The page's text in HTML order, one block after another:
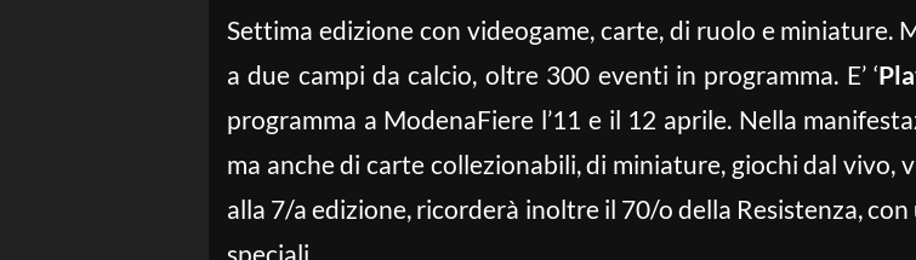
Settima edizione con videogame, carte, di ruolo e miniature.
a due campi da calcio, oltre 300 eventi in programma. E’ ‘
programma a ModenaFiere l’11 e il 12 aprile. Nella
ma anche di carte collezionabili, di miniature, giochi dal vivo,
alla 7/a edizione, ricorderà inoltre il 70/o della Resistenza,
speciali.